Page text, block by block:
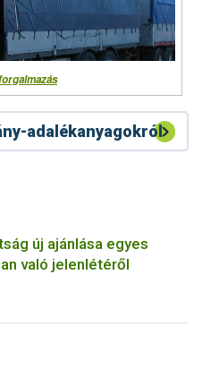
adalékanyagokról
új ajánlása egyes
való jelenlétéről